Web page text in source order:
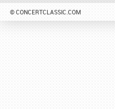
© CONCERTCLASSIC.COM